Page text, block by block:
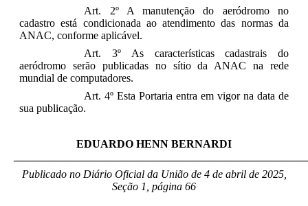
Art. 2º A manutenção do aeródromo no
cadastro está condicionada ao atendimento das normas da
ANAC, conforme aplicável.
Art. 3º As características cadastrais do
aeródromo serão publicadas no sítio da ANAC na rede
mundial de computadores.
Art. 4º Esta Portaria entra em vigor na data de
sua publicação.
EDUARDO HENN BERNARDI
Publicado no Diário Oficial da União de 4 de abrilde 2025,
Seção 1, página 66